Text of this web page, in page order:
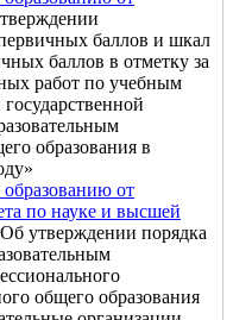
баллов и шкал
баллов в отметку за
работ по учебным
образования в
от
по науке и высшей
утверждении порядка
общего образования